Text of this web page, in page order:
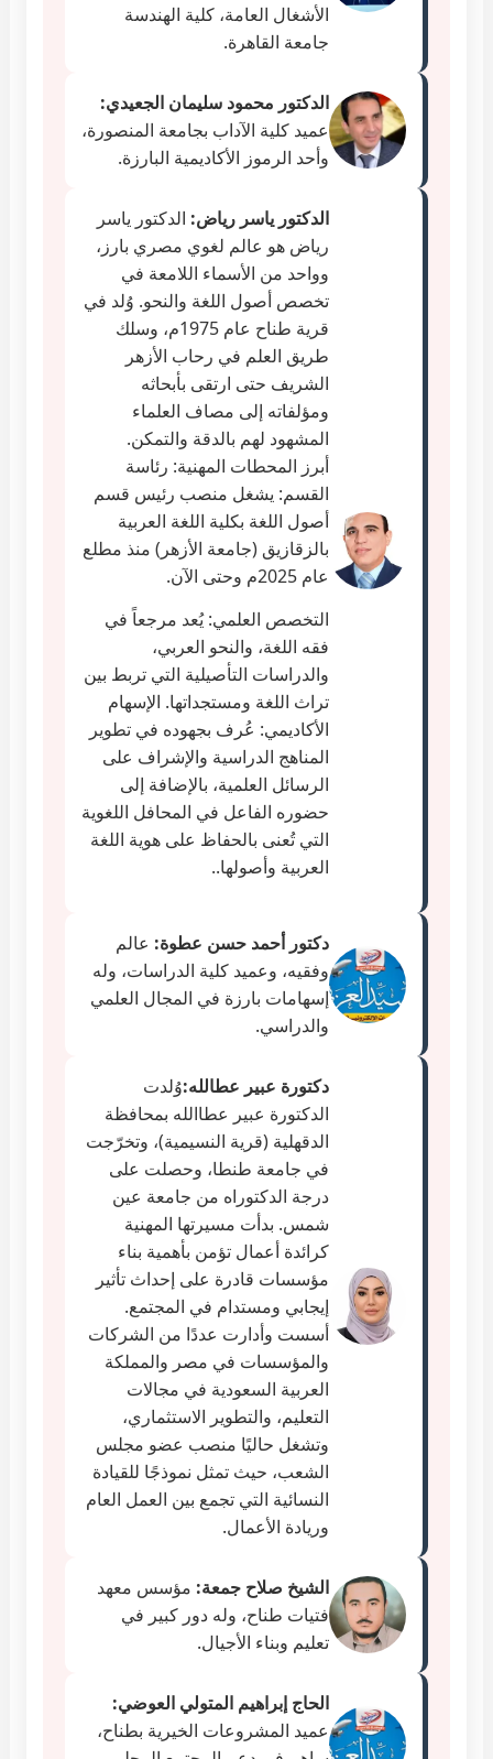
الأشغال العامة، كلية الهندسة
جامعة القاهرة.
الدكتور محمود سليمان الجعيدي:
عميد كلية الآداب بجامعة المنصورة،
وأحد الرموز الأكاديمية البارزة.
الدكتور ياسر رياض: الدكتور ياسر
رياض هو عالم لغوي مصري بارز،
وواحد من الأسماء اللامعة في
تخصص أصول اللغة والنحو. وُلد في
قرية طناح عام 1975م، وسلك
طريق العلم في رحاب الأزهر
الشريف حتى ارتقى بأبحاثه
ومؤلفاته إلى مصاف العلماء
المشهود لهم بالدقة والتمكن.
أبرز المحطات المهنية: رئاسة
القسم: يشغل منصب رئيس قسم
أصول اللغة بكلية اللغة العربية
بالزقازيق (جامعة الأزهر) منذ مطلع
عام 2025م وحتى الآن.
التخصص العلمي: يُعد مرجعاً في
فقه اللغة، والنحو العربي،
والدراسات التأصيلية التي تربط بين
تراث اللغة ومستجداتها. الإسهام
الأكاديمي: عُرف بجهوده في تطوير
المناهج الدراسية والإشراف على
الرسائل العلمية، بالإضافة إلى
حضوره الفاعل في المحافل اللغوية
التي تُعنى بالحفاظ على هوية اللغة
العربية وأصولها..
دكتور أحمد حسن عطوة: عالم
وفقيه، وعميد كلية الدراسات، وله
إسهامات بارزة في المجال العلمي
والدراسي.
دكتورة عبير عطالله:وُلدت
الدكتورة عبير عطاالله بمحافظة
الدقهلية (قرية النسيمية)، وتخرّجت
في جامعة طنطا، وحصلت على
درجة الدكتوراه من جامعة عين
شمس. بدأت مسيرتها المهنية
كرائدة أعمال تؤمن بأهمية بناء
مؤسسات قادرة على إحداث تأثير
إيجابي ومستدام في المجتمع.
أسست وأدارت عددًا من الشركات
والمؤسسات في مصر والمملكة
العربية السعودية في مجالات
التعليم، والتطوير الاستثماري،
وتشغل حاليًا منصب عضو مجلس
الشعب، حيث تمثل نموذجًا للقيادة
النسائية التي تجمع بين العمل العام
وريادة الأعمال.
الشيخ صلاح جمعة: مؤسس معهد
فتيات طناح، وله دور كبير في
تعليم وبناء الأجيال.
الحاج إبراهيم المتولي العوضي:
عميد المشروعات الخيرية بطناح،